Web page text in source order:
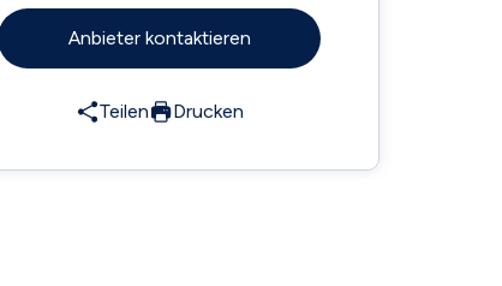
Anbieter kontaktieren
Teilen Drucken